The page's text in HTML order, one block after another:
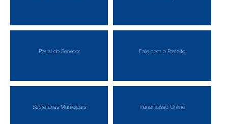
Portal do Servidor Fale com o Prefeito
Secretarias Municipais Transmissão Online